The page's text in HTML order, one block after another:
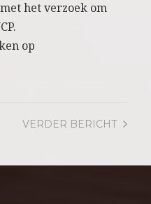
het verzoek om
op
VERDER BERICHT